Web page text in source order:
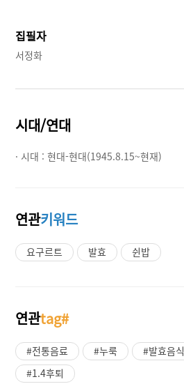
집필자
서정화
시대/연대
· 시대 :현대-현대(1945.8.15~현재)
연관키워드
요구르트 발효 쉰밥
연관tag#
#전통음료 #누룩 #발효음식
#1.4후퇴